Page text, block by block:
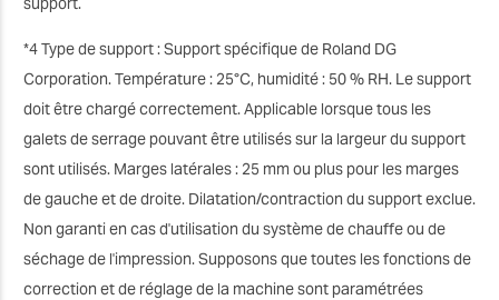
support.
*4 Type de support : Support spécifique de Roland DG
Corporation. Température : 25°C, humidité : 50 % RH. Le support
doit être chargé correctement. Applicable lorsque tous les
galets de serrage pouvant être utilisés sur la largeur du support
sont utilisés. Marges latérales : 25 mm ou plus pour les marges
de gauche et de droite. Dilatation/contraction du support exclue.
Non garanti en cas d'utilisation du système de chauffe ou de
séchage de l'impression. Supposons que toutes les fonctions de
correction et de réglage de la machine sont paramétrées